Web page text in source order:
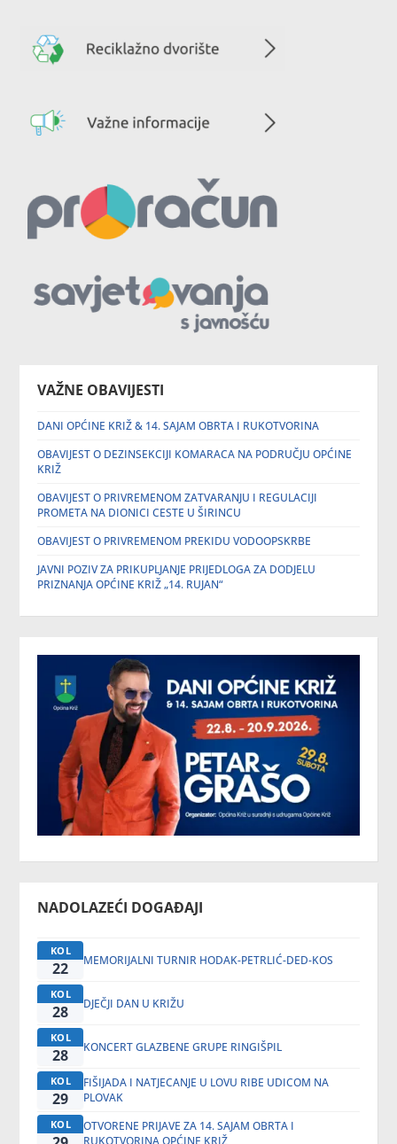
VAŽNE OBAVIJESTI
DANI OPĆINE KRIŽ & 14. SAJAM OBRTA I RUKOTVORINA
OBAVIJEST O DEZINSEKCIJI KOMARACA NA PODRUČJU OPĆINE
KRIŽ
OBAVIJEST O PRIVREMENOM ZATVARANJU I REGULACIJI
PROMETA NA DIONICI CESTE U ŠIRINCU
OBAVIJEST O PRIVREMENOM PREKIDU VODOOPSKRBE
JAVNI POZIV ZA PRIKUPLJANJE PRIJEDLOGA ZA DODJELU
PRIZNANJA OPĆINE KRIŽ „14. RUJAN“
NADOLAZEĆI DOGAĐAJI
KOL
22 MEMORIJALNI TURNIR HODAK-PETRLIĆ-DED-KOS
KOL
28 DJEČJI DAN U KRIŽU
KOL
28 KONCERT GLAZBENE GRUPE RINGIŠPIL
KOL
29
FIŠIJADA I NATJECANJE U LOVU RIBE UDICOM NA
PLOVAK
KOL
OTVORENE PRIJAVE ZA 14. SAJAM OBRTA I